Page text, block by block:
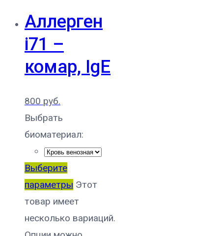
Аллерген
i71 –
комар, IgE
800 руб.
Выбрать
биоматериал:
Выберите
параметры Этот
товар имеет
несколько вариаций.